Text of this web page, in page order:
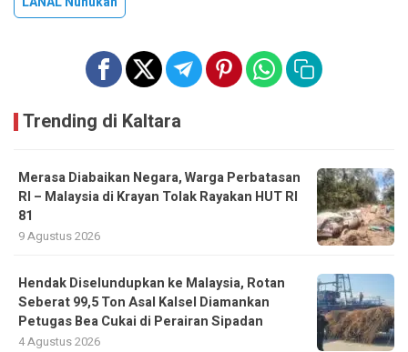
Trending di Kaltara
Merasa Diabaikan Negara, Warga Perbatasan
RI – Malaysia di Krayan Tolak Rayakan HUT RI
81
9 Agustus 2026
Hendak Diselundupkan ke Malaysia, Rotan
Seberat 99,5 Ton Asal Kalsel Diamankan
Petugas Bea Cukai di Perairan Sipadan
4 Agustus 2026